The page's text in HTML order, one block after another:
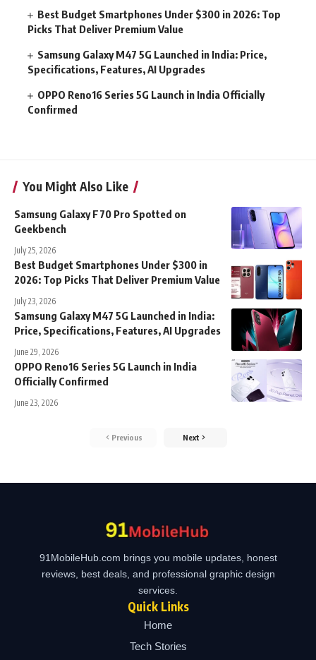
Best Budget Smartphones Under $300 in 2026: Top
Picks That Deliver Premium Value
Samsung Galaxy M47 5G Launched in India: Price,
Specifications, Features, AI Upgrades
OPPO Reno16 Series 5G Launch in India Officially
Confirmed
You Might Also Like
Samsung Galaxy F70 Pro Spotted on
Geekbench
July 25, 2026
Best Budget Smartphones Under $300 in
2026: Top Picks That Deliver Premium Value
July 23, 2026
Samsung Galaxy M47 5G Launched in India:
Price, Specifications, Features, AI Upgrades
June 29, 2026
OPPO Reno16 Series 5G Launch in India
Officially Confirmed
June 23, 2026
Previous Next
91MobileHub.com brings you mobile updates, honest
reviews, best deals, and professional graphic design
services.
Quick Links
Home
Tech Stories